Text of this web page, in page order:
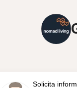
Solicita